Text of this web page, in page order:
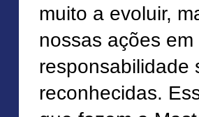
muito a evoluir,
nossas ações
responsabilidade
reconhecidas.